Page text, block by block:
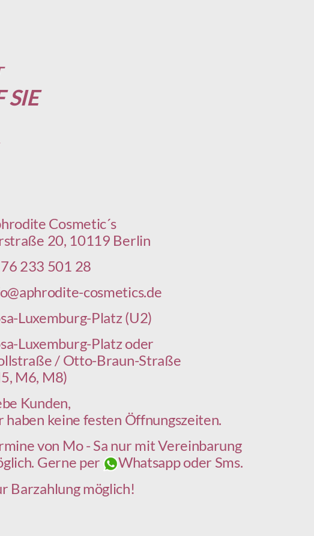
SIE
Cosmetic´s
20, 10119 Berlin
233 501 28
cosmetics.de
Luxemburg-Platz (U2)
Luxemburg-Platz oder
/ Otto-Braun-Straße
M6, M8)
Kunden,
haben keine festen Öffnungszeiten.
von Mo - Sa nur mit Vereinbarung
Gerne per
Whatsapp oder Sms.
Barzahlung möglich!